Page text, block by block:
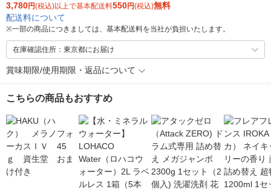
3,780円(税込)以上で基本配送料550円(税込)無料
配送料について
※一部の商品につきましては、基本配送料を当社が負担いたします。
在庫確認住所：東京都にお届け
賞味期限/使用期限・返品について
こちらの商品もおすすめ